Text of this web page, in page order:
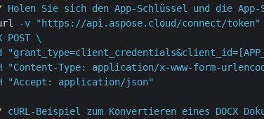
Holen Sie sich den App-Schlüssel und die
-v "https://api.aspose.cloud/connect/
POST \
"Content-Type: application/x-www-form-
"Accept: application/json"
cURL-Beispiel zum Konvertieren eines DOCX